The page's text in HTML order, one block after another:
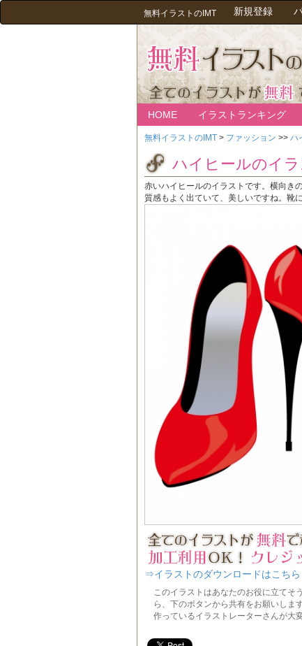
無料イラストのIMT 新規登録
HOME イラストランキング
無料イラストのIMT > ファッション >> ハ
ハイヒールのイラ
赤いハイヒールのイラストです。横向き
質感もよく出ていて、美しいですね。靴
⇒イラストのダウンロードはこちら